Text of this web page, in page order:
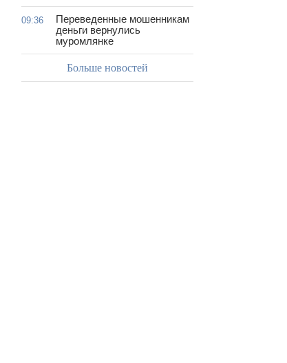
09:36
Переведенные мошенникам
деньги вернулись
муромлянке
Больше новостей